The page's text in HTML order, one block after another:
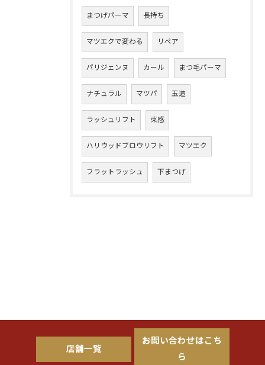
まつげパーマ 長持ち
マツエクで変わる リペア
パリジェンヌ カール まつ毛パーマ
ナチュラル マツパ 玉造
ラッシュリフト 束感
ハリウッドブロウリフト マツエク
フラットラッシュ 下まつげ
店舗一覧
お問い合わせはこち
ら